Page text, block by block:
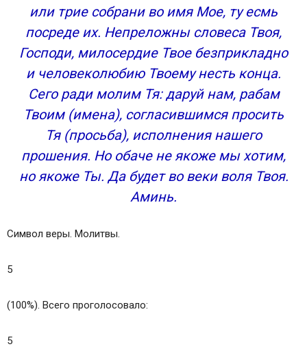
или трие собрани во имя Мое, ту есмь
посреде их. Непреложны словеса Твоя,
Господи, милосердие Твое безприкладно
и человеколюбию Твоему несть конца.
Сего ради молим Тя: даруй нам, рабам
Твоим (имена), согласившимся просить
Тя (просьба), исполнения нашего
прошения. Но обаче не якоже мы хотим,
но якоже Ты. Да будет во веки воля Твоя.
Аминь.
Символ веры. Молитвы.
5
(100%). Всего проголосовало:
5